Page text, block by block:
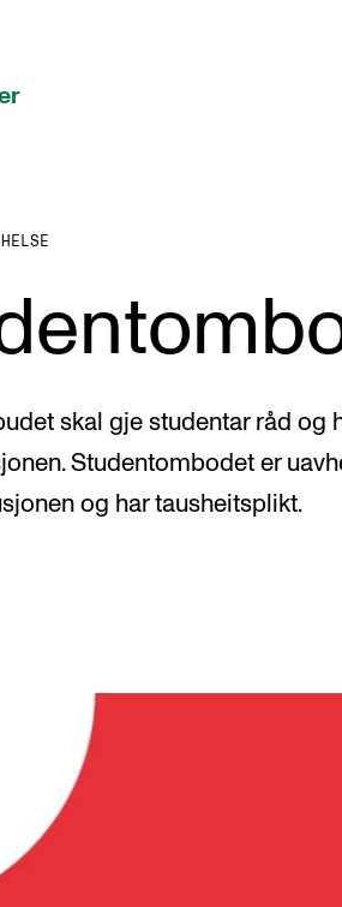
og vitnemål
emner
og fritak
undervisning
skal gje studentar råd og
Studentombodet er
og har tausheitsplikt.